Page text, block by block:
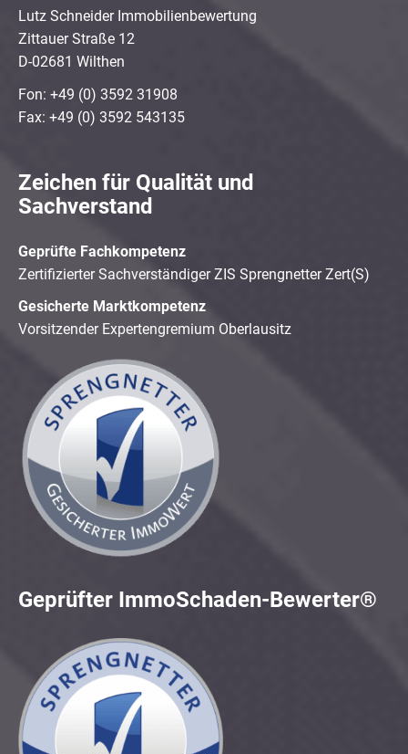
Lutz Schneider Immobilienbewertung
Zittauer Straße 12
D-02681 Wilthen
Fon: +49 (0) 3592 31908
Fax: +49 (0) 3592 543135
Zeichen für Qualität und
Sachverstand
Geprüfte Fachkompetenz
Zertifizierter Sachverständiger ZIS Sprengnetter Zert(S)
Gesicherte Marktkompetenz
Vorsitzender Expertengremium Oberlausitz
Geprüfter ImmoSchaden-Bewerter®